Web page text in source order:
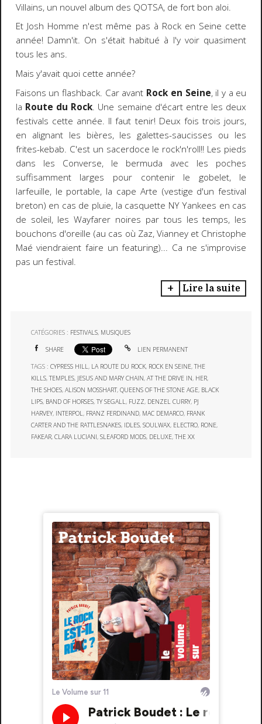
Villains, un nouvel album des QOTSA, de fort bon aloi.
Et Josh Homme n'est même pas à Rock en Seine cette
année! Damn'it. On s'était habitué à l'y voir quasiment
tous les ans.
Mais y'avait quoi cette année?
Faisons un flashback. Car avant Rock en Seine, il y a eu
la Route du Rock. Une semaine d'écart entre les deux
festivals cette année. Il faut tenir! Deux fois trois jours,
en alignant les bières, les galettes-saucisses ou les
frites-kebab. C'est un sacerdoce le rock'n'roll!! Les pieds
dans les Converse, le bermuda avec les poches
suffisamment larges pour contenir le gobelet, le
larfeuille, le portable, la cape Arte (vestige d'un festival
breton) en cas de pluie, la casquette NY Yankees en cas
de soleil, les Wayfarer noires par tous les temps, les
bouchons d'oreille (au cas où Zaz, Vianney et Christophe
Maé viendraient faire un featuring)... Ca ne s'improvise
pas un festival.
Lire la suite
CATÉGORIES : FESTIVALS, MUSIQUES
SHARE LIEN PERMANENT
TAGS :CYPRESS HILL , LA ROUTE DU ROCK, ROCK EN SEINE,THE
KILLS,TEMPLES, JESUS AND MARY CHAIN,AT THE DRIVE IN, HER,
THE SHOES,ALISON MOSSHART,QUEENS OF THE STONE AGE, BLACK
LIPS, BAND OF HORSES,TY SEGALL , FUZZ, DENZEL CURRY, PJ
HARVEY, INTERPOL , FRANZ FERDINAND, MAC DEMARCO, FRANK
CARTER AND THE RATTLESNAKES, IDLES,SOULWAX, ELECTRO, RONE,
FAKEAR,CLARA LUCIANI,SLEAFORD MODS, DELUXE,THE XX